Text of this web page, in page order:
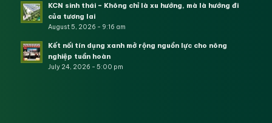
KCN sinh thái – Không chỉ là xu hướng, mà là hướng đi
của tương lai
August 5, 2026 - 9:16 am
Kết nối tín dụng xanh mở rộng nguồn lực cho nông
nghiệp tuần hoàn
July 24, 2026 - 5:00 pm